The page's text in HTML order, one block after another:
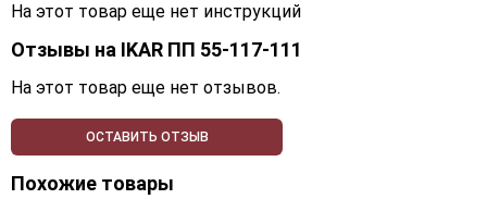
На этот товар еще нет инструкций
Отзывы на IKAR ПП 55-117-111
На этот товар еще нет отзывов.
ОСТАВИТЬ ОТЗЫВ
Похожие товары